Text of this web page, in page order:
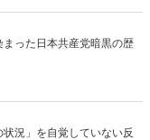
った日本共産党暗黒の歴
状況」を自覚していない反